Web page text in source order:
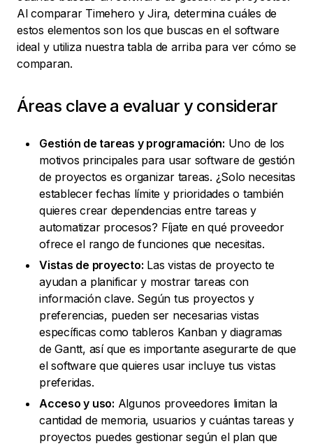
Al comparar Timehero y Jira, determina cuáles de
estos elementos son los que buscas en el software
ideal y utiliza nuestra tabla de arriba para ver cómo se
comparan.
Áreas clave a evaluar y considerar
Gestión de tareas y programación: Uno de los
motivos principales para usar software de gestión
de proyectos es organizar tareas. ¿Solo necesitas
establecer fechas límite y prioridades o también
quieres crear dependencias entre tareas y
automatizar procesos? Fíjate en qué proveedor
ofrece el rango de funciones que necesitas.
Vistas de proyecto: Las vistas de proyecto te
ayudan a planificar y mostrar tareas con
información clave. Según tus proyectos y
preferencias, pueden ser necesarias vistas
específicas como tableros Kanban y diagramas
de Gantt, así que es importante asegurarte de que
el software que quieres usar incluye tus vistas
preferidas.
Acceso y uso: Algunos proveedores limitan la
cantidad de memoria, usuarios y cuántas tareas y
proyectos puedes gestionar según el plan que